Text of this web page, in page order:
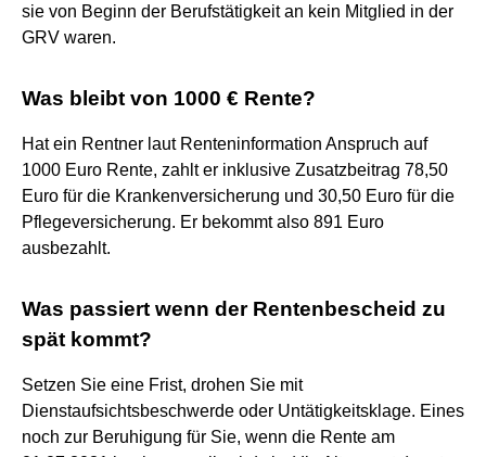
sie von Beginn der Berufstätigkeit an kein Mitglied in der
GRV waren.
Was bleibt von 1000 € Rente?
Hat ein Rentner laut Renteninformation Anspruch auf
1000 Euro Rente, zahlt er inklusive Zusatzbeitrag 78,50
Euro für die Krankenversicherung und 30,50 Euro für die
Pflegeversicherung. Er bekommt also 891 Euro
ausbezahlt.
Was passiert wenn der Rentenbescheid zu
spät kommt?
Setzen Sie eine Frist, drohen Sie mit
Dienstaufsichtsbeschwerde oder Untätigkeitsklage. Eines
noch zur Beruhigung für Sie, wenn die Rente am